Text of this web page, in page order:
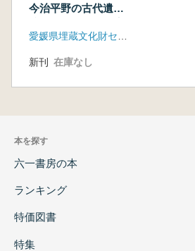
今治平野の古代遺
発見への試み
新刊 在庫なし
本を探す
六一書房の本
ランキング
特価図書
特集